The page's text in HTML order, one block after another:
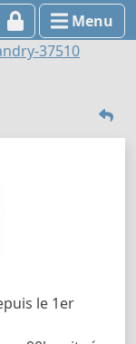
Menu
37510
le 1er